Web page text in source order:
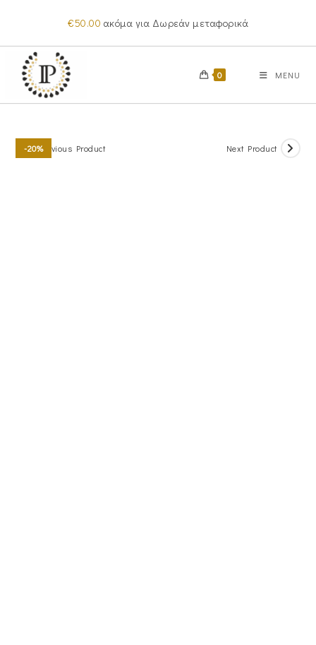
content
€50.00 ακόμα για Δωρεάν μεταφορικά
0 MENU
-20%Previous Product Next Product